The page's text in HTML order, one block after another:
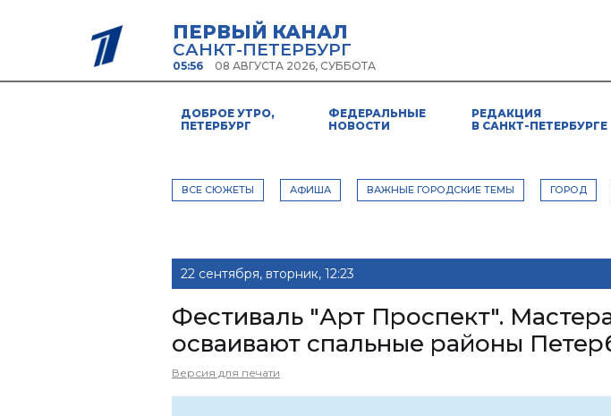
ПЕРВЫЙ КАНАЛ
САНКТ-ПЕТЕРБУРГ
05:56 08 АВГУСТА 2026, СУББОТА
ДОБРОЕ УТРО,
ПЕТЕРБУРГ
ФЕДЕРАЛЬНЫЕ
НОВОСТИ
РЕДАКЦИЯ
В САНКТ-ПЕТЕРБУРГЕ
ВСЕ СЮЖЕТЫ АФИША ВАЖНЫЕ ГОРОДСКИЕ ТЕМЫ ГОРОД
22 сентября, вторник, 12:23
Фестиваль "Арт Проспект".
осваивают спальные районы
Версия для печати